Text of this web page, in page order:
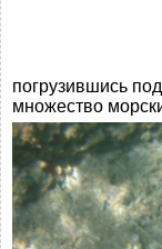
погрузившись
множество